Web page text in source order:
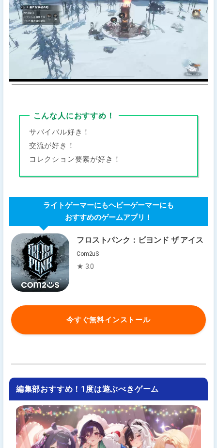
こんな人におすすめ！
サバイバル好き！
交流が好き！
コレクション要素が好き！
ライトゲーマーにもヘビーゲーマーにも
おすすめのゲームアプリ！
フロストパンク：ビヨンド ザ アイス
Com2uS
★ 3.0
今すぐ無料インストール
編集部おすすめ！1度は遊ぶべきゲーム